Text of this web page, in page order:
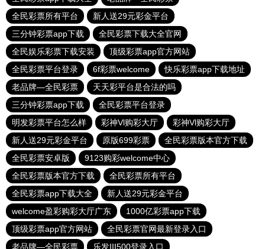
全民彩票所有平台
新人送29元彩金平台
三分钟彩票app下载
全民彩票下载大全官网
全民娱乐彩票下载安装
顶级彩票app官方网站
全民彩票平台登录
6f彩票welcome
快乐彩票app下载地址
老品牌—全民彩票
天天彩平台是合法的吗
三分钟彩票app下载
全民彩票平台登录
明发彩票平台怎么样
彩神Vl购彩大厅
彩神Vl购彩大厅
新人送29元彩金平台
原版699彩票
全民彩票版本官方下载
全民彩票安卓版
9123购彩welcome中心
全民彩票版本官方下载
全民彩票所有平台
全民彩票app下载大全
新人送29元彩金平台
welcome盈彩购彩大厅广东
1000亿彩票app下载
顶级彩票app官方网站
全民彩票官网最新登录入口
老品牌—全民彩票
乐发III500登录入口